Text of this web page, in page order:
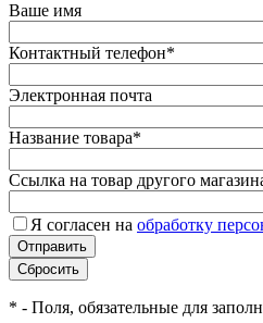
Ваше имя
Контактный телефон*
Электронная почта
Название товара*
Ссылка на товар другого
Я согласен на обработку
* - Поля, обязательные для